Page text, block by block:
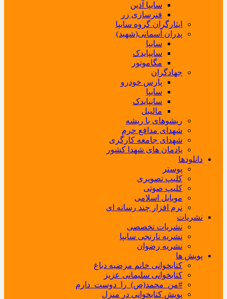
سایپا آذین
فنرسازی زر
ایثارگران گروه سایپا
پدران آسمانی(شهید)
سایپا
سایپایدک
مگاموتور
جهادگران
پارس خودرو
سایپا
سایپایدک
مالیبل
ریشوهای با ریشه
شهدای مدافع حرم
شهدای جامعه کارگری
یادمان های شهدا کشور
دانلودها
پوستر
کلیپ تصویری
کلیپ صوتی
موبایل اسلامی
نرم افزار چند رسانه ای
نشریات
نشریات تخصصی
نشریه نارنجی سایپا
نشریه رضوان
پویش ها
کتابخوانی خانم مرضیه دباغ
کتابخوانی سلیمانی عزیز
#من_محمد(ص)_را_دوست_دارم
پویش کتابخوانی در منزل